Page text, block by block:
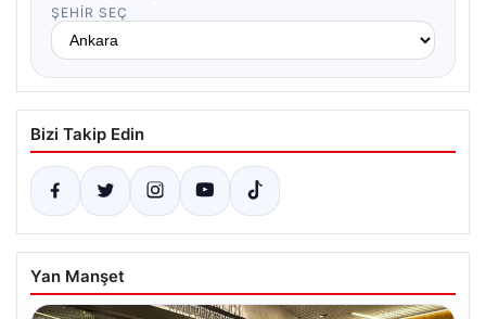
ŞEHIR SEÇ
Bizi Takip Edin
Yan Manşet